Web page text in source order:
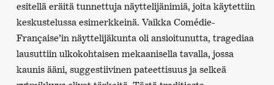
esitellä eräitä tunnettuja näyttelijänimiä, joita käytettiin
keskustelussa esimerkkeinä. Vaikka Comédie-
Française’in näyttelijäkunta oli ansioitunutta, tragediaa
lausuttiin ulkokohtaisen mekaanisella tavalla, jossa
kaunis ääni, suggestiivinen pateettisuus ja selkeä